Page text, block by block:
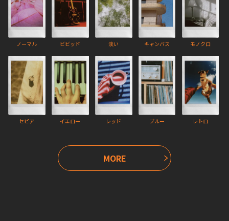
ノーマル ビビッド 淡い キャンバス モノクロ
セピア イエロー レッド ブルー レトロ
MORE